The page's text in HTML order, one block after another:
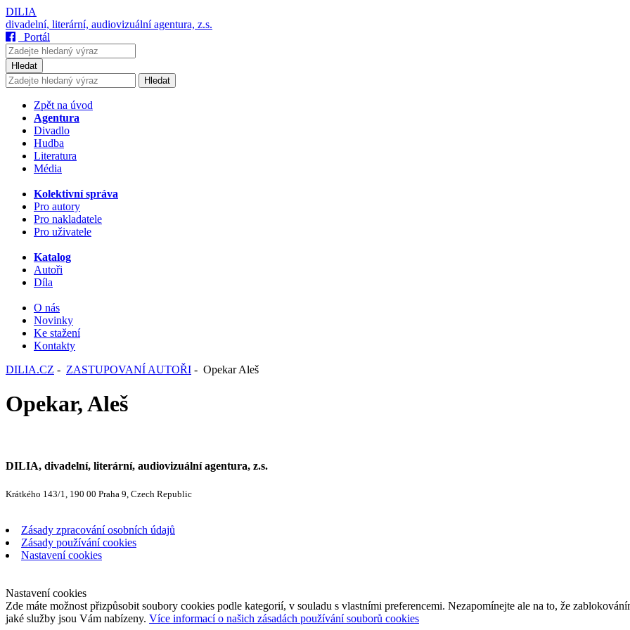
DILIA
divadelní, literární, audiovizuální agentura, z.s.
Portál
Hledat
Hledat
Zpět na úvod
Agentura
Divadlo
Hudba
Literatura
Média
Kolektivní správa
Pro autory
Pro nakladatele
Pro uživatele
Katalog
Autoři
Díla
O nás
Novinky
Ke stažení
Kontakty
DILIA.CZ - ZASTUPOVANÍ AUTOŘI - Opekar Aleš
Opekar, Aleš
DILIA, divadelní, literární, audiovizuální agentura, z.s.
Krátkého 143/1, 190 00 Praha 9, Czech Republic
Zásady zpracování osobních údajů
Zásady používání cookies
Nastavení cookies
Nastavení cookies
Zde máte možnost přizpůsobit soubory cookies podle kategorií, v souladu s vlastními preferencemi. Nezapomínejte ale na to, že
jaké služby jsou Vám nabízeny. Více informací o našich zásadách používání souborů cookies